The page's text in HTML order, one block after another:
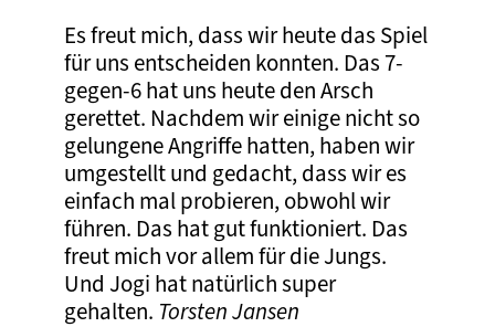
Es freut mich, dass wir heute das Spiel
für uns entscheiden konnten. Das 7-
gegen-6 hat uns heute den Arsch
gerettet. Nachdem wir einige nicht so
gelungene Angriffe hatten, haben wir
umgestellt und gedacht, dass wir es
einfach mal probieren, obwohl wir
führen. Das hat gut funktioniert. Das
freut mich vor allem für die Jungs.
Und Jogi hat natürlich super
gehalten. Torsten Jansen